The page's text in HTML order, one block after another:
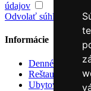
údajov
Odvolať súhlas so
Informácie
Denné menu
Reštaurácie
Ubytovanie